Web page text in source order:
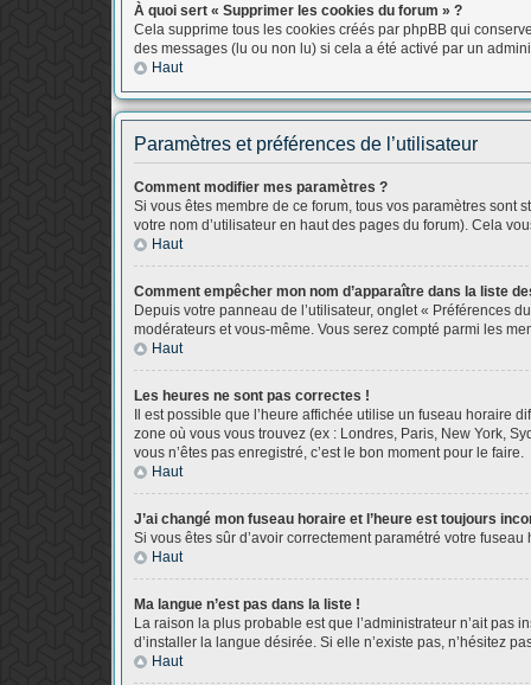
À quoi sert « Supprimer les cookies du forum » ?
Cela supprime tous les cookies créés par phpBB qui
des messages (lu ou non lu) si cela a été activé par un
Haut
Paramètres et préférences de l’utilisateur
Comment modifier mes paramètres ?
Si vous êtes membre de ce forum, tous vos paramètres
votre nom d’utilisateur en haut des pages du forum). Cela
Haut
Comment empêcher mon nom d’apparaître dans la liste
Depuis votre panneau de l’utilisateur, onglet « Préférences
modérateurs et vous-même. Vous serez compté parmi les
Haut
Les heures ne sont pas correctes !
Il est possible que l’heure affichée utilise un fuseau horaire
zone où vous vous trouvez (ex : Londres, Paris, New York,
vous n’êtes pas enregistré, c’est le bon moment pour le faire.
Haut
J’ai changé mon fuseau horaire et l’heure est toujours
Si vous êtes sûr d’avoir correctement paramétré votre
Haut
Ma langue n’est pas dans la liste !
La raison la plus probable est que l’administrateur n’ait
d’installer la langue désirée. Si elle n’existe pas, n’hésitez
Haut